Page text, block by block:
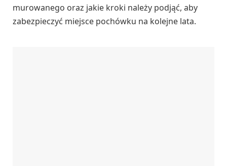
murowanego oraz jakie kroki należy podjąć, aby
zabezpieczyć miejsce pochówku na kolejne lata.